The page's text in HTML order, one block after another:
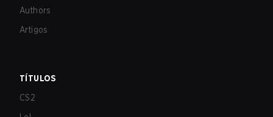
Authors
Artigos
TÍTULOS
CS2